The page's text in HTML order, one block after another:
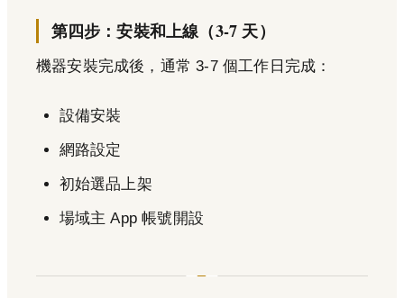
第四步：安裝和上線（3-7 天）
機器安裝完成後，通常 3-7 個工作日完成：
設備安裝
網路設定
初始選品上架
場域主 App 帳號開設